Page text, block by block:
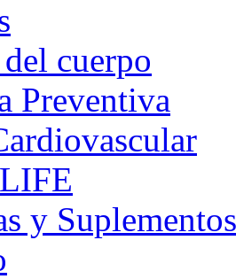
cuerpo
Preventiva
y Suplementos